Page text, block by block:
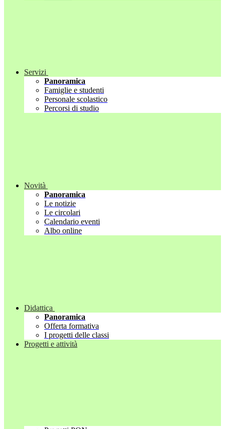
Servizi
Panoramica
Famiglie e studenti
Personale scolastico
Percorsi di studio
Novità
Panoramica
Le notizie
Le circolari
Calendario eventi
Albo online
Didattica
Panoramica
Offerta formativa
I progetti delle classi
Progetti e attività